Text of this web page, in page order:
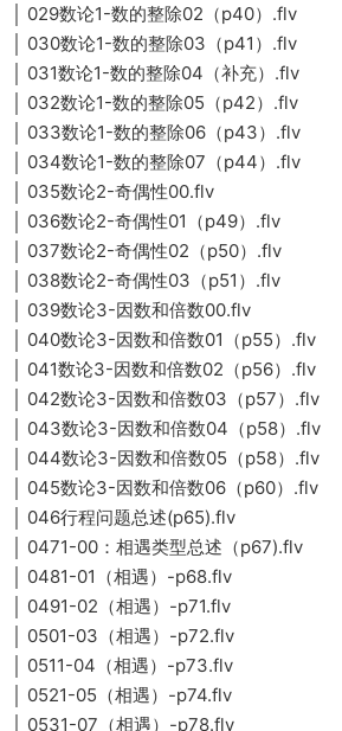
│ 029数论1-数的整除02（p40）.flv
│ 030数论1-数的整除03（p41）.flv
│ 031数论1-数的整除04（补充）.flv
│ 032数论1-数的整除05（p42）.flv
│ 033数论1-数的整除06（p43）.flv
│ 034数论1-数的整除07（p44）.flv
│ 035数论2-奇偶性00.flv
│ 036数论2-奇偶性01（p49）.flv
│ 037数论2-奇偶性02（p50）.flv
│ 038数论2-奇偶性03（p51）.flv
│ 039数论3-因数和倍数00.flv
│ 040数论3-因数和倍数01（p55）.flv
│ 041数论3-因数和倍数02（p56）.flv
│ 042数论3-因数和倍数03（p57）.flv
│ 043数论3-因数和倍数04（p58）.flv
│ 044数论3-因数和倍数05（p58）.flv
│ 045数论3-因数和倍数06（p60）.flv
│ 046行程问题总述(p65).flv
│ 0471-00：相遇类型总述（p67).flv
│ 0481-01（相遇）-p68.flv
│ 0491-02（相遇）-p71.flv
│ 0501-03（相遇）-p72.flv
│ 0511-04（相遇）-p73.flv
│ 0521-05（相遇）-p74.flv
│ 0531-07（相遇）-p78.flv